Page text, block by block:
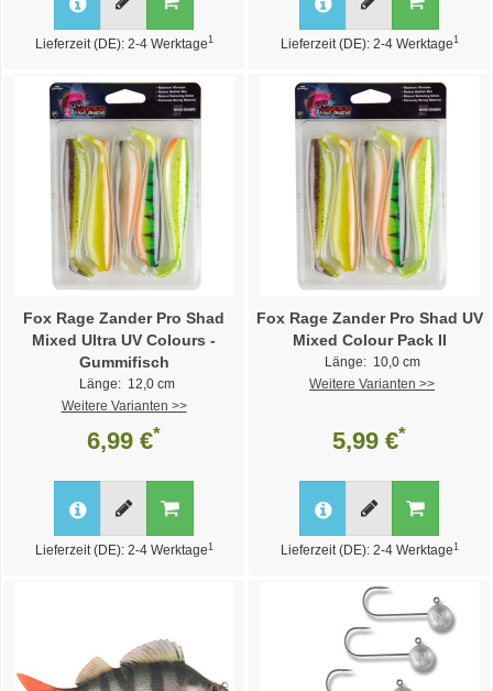
Lieferzeit (DE): 2-4 Werktage1 Lieferzeit (DE): 2-4 Werktage1
Fox Rage Zander Pro Shad
Mixed Ultra UV Colours -
Gummifisch
Länge: 12,0 cm
Weitere Varianten >>
6,99 €*
Lieferzeit (DE): 2-4 Werktage 1
Fox Rage Zander Pro Shad UV
Mixed Colour Pack II
Länge: 10,0 cm
Weitere Varianten >>
5,99 €*
Lieferzeit (DE): 2-4 Werktage 1